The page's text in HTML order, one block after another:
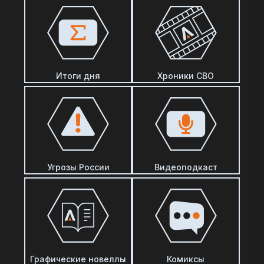
Итоги дня Хроники СВО
Угрозы России Видеоподкаст
Графические новеллы Комиксы